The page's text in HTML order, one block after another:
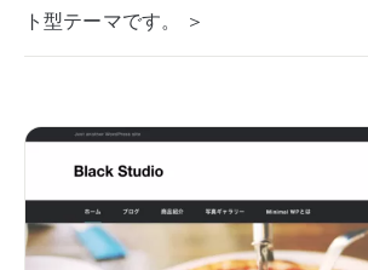
ト型テーマです。 ＞